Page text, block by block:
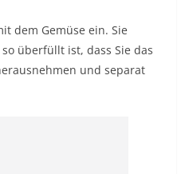
dem Gemüse ein. Sie
überfüllt ist, dass Sie das
und separat